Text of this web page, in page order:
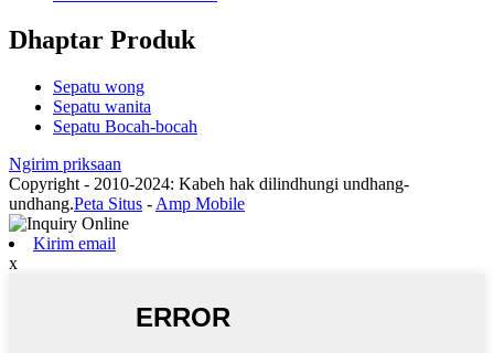
Dhaptar Produk
Sepatu wong
Sepatu wanita
Sepatu Bocah-bocah
Ngirim priksaan
Copyright - 2010-2024: Kabeh hak dilindhungi undhang-
undhang.Peta Situs - Amp Mobile
Kirim email
x